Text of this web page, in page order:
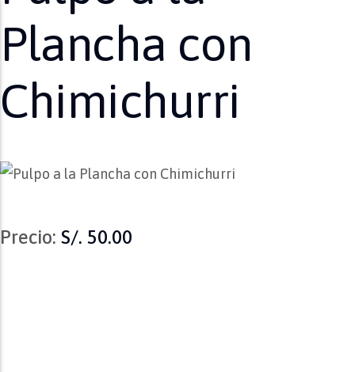
Plancha con
Chimichurri
Precio: S/. 50.00